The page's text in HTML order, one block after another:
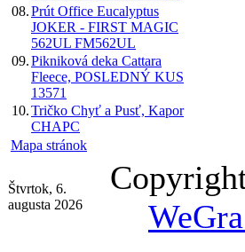
08.Prút Office Eucalyptus
JOKER - FIRST MAGIC
562UL FM562UL
09.Pikniková deka Cattara
Fleece, POSLEDNÝ KUS
13571
10.Tričko Chyť a Pusť, Kapor
CHAPC
Mapa stránok
Štvrtok, 6.
augusta 2026